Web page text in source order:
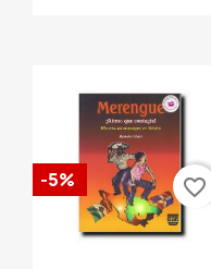
-5% favorite_border